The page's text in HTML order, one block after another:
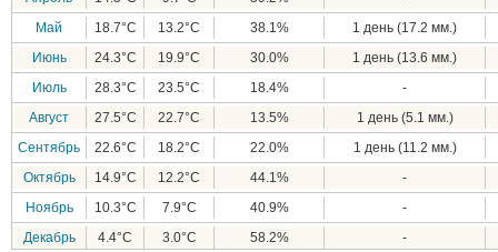
Май
18.7°C 13.2°C 38.1%
1 день (17.2 мм.)
Июнь
24.3°C 19.9°C 30.0%
1 день (13.6 мм.)
Июль
28.3°C 23.5°C 18.4%
-
Август
27.5°C 22.7°C 13.5%
1 день (5.1 мм.)
Сентябрь
22.6°C 18.2°C 22.0%
1 день (11.2 мм.)
Октябрь
14.9°C 12.2°C 44.1%
-
Ноябрь
10.3°C 7.9°C 40.9%
-
Декабрь
4.4°C 3.0°C 58.2% -